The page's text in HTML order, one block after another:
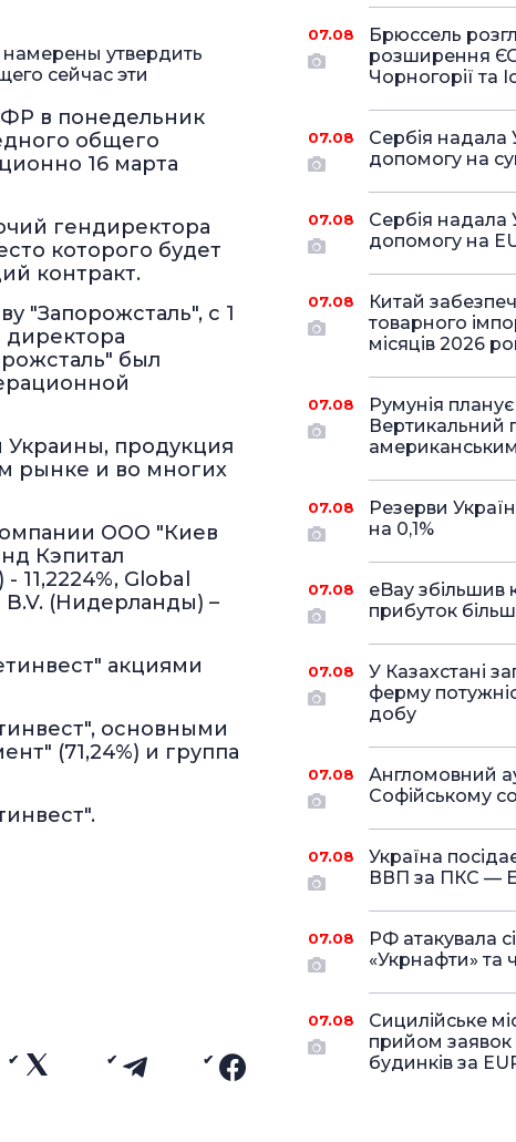
утвердить
сейчас эти
в понедельник
общего
16 марта
гендиректора
которого будет
контракт.
"Запорожсталь", с 1
директора
был
продукция
рынке и во многих
ООО "Киев
Кэпитал
Global
(Нидерланды) –
акциями
основными
(71,24%) и группа
07.08
Брюссель
розширення
Чорногорії та
07.08
Сербія надала
допомогу на
07.08
Сербія надала
допомогу на
07.08
Китай
товарного
місяців 2026
07.08
Румунія
Вертикальний
07.08
Резерви
на 0,1%
07.08
eBay збільшив
прибуток більш
07.08
У Казахстані
ферму
добу
07.08
Англомовний
Софійському
07.08
Україна
ВВП за ПКС —
07.08
РФ атакувала
«Укрнафти» та
07.08
Сицилійське
прийом заявок
будинків за